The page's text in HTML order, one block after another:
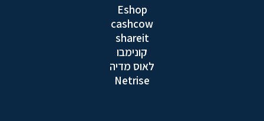
Eshop
cashcow
shareit
קונימבו
לאוס מדיה
Netrise